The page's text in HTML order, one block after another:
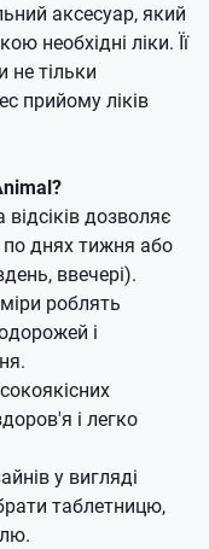
аксесуар, який
необхідні ліки. Її
не тільки
прийому ліків
відсіків дозволяє
по днях тижня або
ввечері).
роблять
і
і легко
у вигляді
таблетницю,